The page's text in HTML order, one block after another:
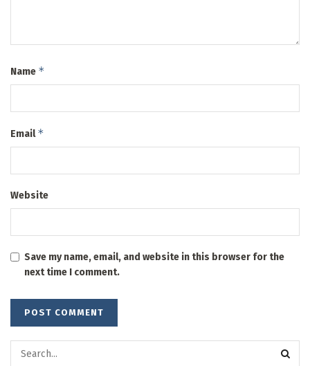
Name *
Email*
Website
Save my name, email, and website in this browser for the
next time I comment.